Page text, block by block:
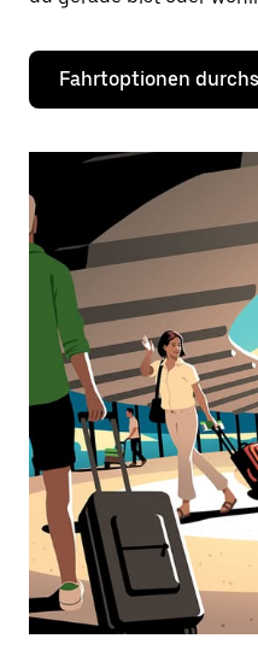
Fahrtoptionen